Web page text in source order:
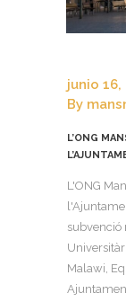
junio 16,
By
L’ONG
L'ONG
subvenció
Malawi,